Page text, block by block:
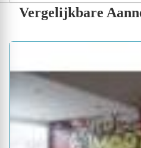
Vergelijkbare